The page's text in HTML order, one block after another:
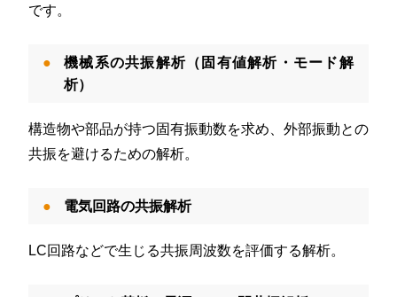
です。
機械系の共振解析（固有値解析・モード解
析）
構造物や部品が持つ固有振動数を求め、外部振動との
共振を避けるための解析。
電気回路の共振解析
LC回路などで生じる共振周波数を評価する解析。